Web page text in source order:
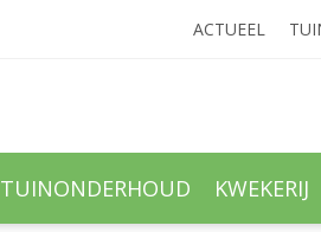
ACTUEEL
TUINONDERHOUD KWEKERIJ